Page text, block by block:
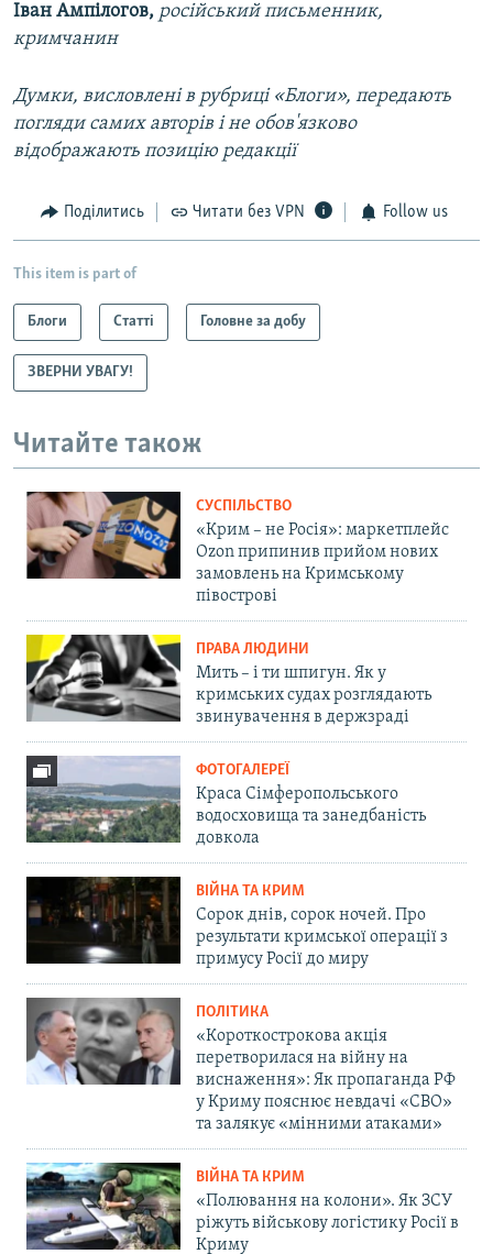
Іван Ампілогов, російський письменник,
кримчанин
Думки, висловлені в рубриці «Блоги», передають
погляди самих авторів і не обов'язково
відображають позицію редакції
Поділитись Читати без VPN Follow us
This item is part of
Блоги Статті Головне за добу
ЗВЕРНИ УВАГУ!
Читайте також
СУСПІЛЬСТВО
«Крим – не Росія»: маркетплейс
Ozon припинив прийом нових
замовлень на Кримському
півострові
ПРАВА ЛЮДИНИ
Мить – і ти шпигун. Як у
кримських судах розглядають
звинувачення в держзраді
ФОТОГАЛЕРЕЇ
Краса Сімферопольського
водосховища та занедбаність
довкола
ВІЙНА ТА КРИМ
Сорок днів, сорок ночей. Про
результати кримської операції з
примусу Росії до миру
ПОЛІТИКА
«Короткострокова акція
перетворилася на війну на
виснаження»: Як пропаганда РФ
у Криму пояснює невдачі «СВО»
та залякує «мінними атаками»
ВІЙНА ТА КРИМ
«Полювання на колони». Як ЗСУ
ріжуть військову логістику Росії в
Криму